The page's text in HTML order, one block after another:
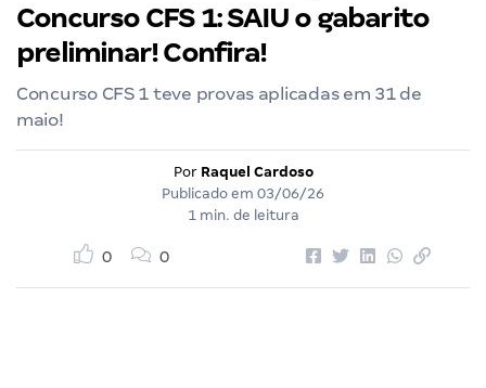
Concurso CFS 1: SAIU o gabarito
preliminar! Confira!
Concurso CFS 1 teve provas aplicadas em 31 de
maio!
Por Raquel Cardoso
Publicado em 03/06/26
1 min. de leitura
0 0